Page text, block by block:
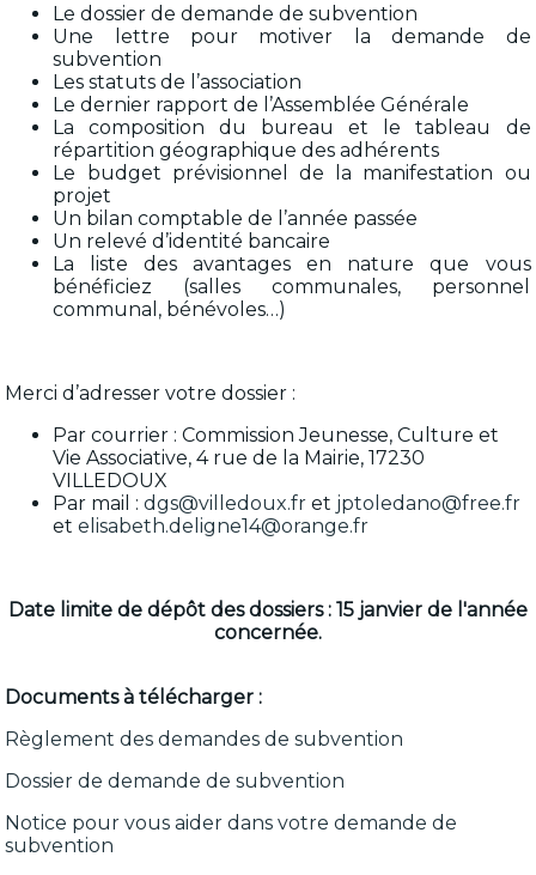
Le dossier de demande de subvention
Une lettre pour motiver la demande de
subvention
Les statuts de l’association
Le dernier rapport de l’Assemblée Générale
La composition du bureau et le tableau de
répartition géographique des adhérents
Le budget prévisionnel de la manifestation ou
projet
Un bilan comptable de l’année passée
Un relevé d’identité bancaire
La liste des avantages en nature que vous
bénéficiez (salles communales, personnel
communal, bénévoles…)
Merci d’adresser votre dossier :
Par courrier : Commission Jeunesse, Culture et
Vie Associative, 4 rue de la Mairie, 17230
VILLEDOUX
Par mail :dgs@villedoux.fr et jptoledano@free.fr
etelisabeth.deligne14@orange.fr
Date limite de dépôt des dossiers : 15 janvier de l'année
concernée.
Documents à télécharger :
Règlement des demandes de subvention
Dossier de demande de subvention
Notice pour vous aider dans votre demande de
subvention